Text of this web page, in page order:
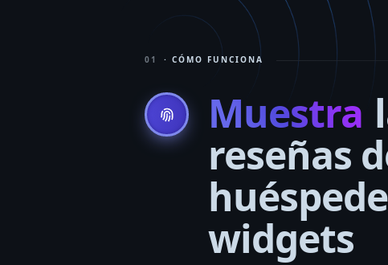
01 · CÓMO FUNCIONA
Muestra
reseñas
widgets